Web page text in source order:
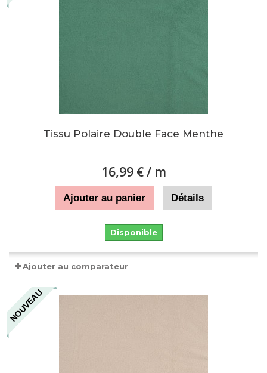
Tissu Polaire Double Face Menthe
16,99 €/ m
Ajouter au panier Détails
Disponible
Ajouter au comparateur
NOUVEAU